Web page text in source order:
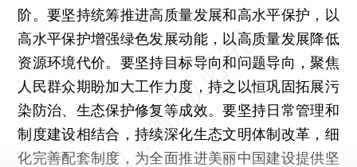
阶。要坚持统筹推进高质量发展和高水平保护，以
高水平保护增强绿色发展动能，以高质量发展降低
资源环境代价。要坚持目标导向和问题导向，聚焦
人民群众期盼加大工作力度，持之以恒巩固拓展污
染防治、生态保护修复等成效。要坚持日常管理和
制度建设相结合，持续深化生态文明体制改革，细
化完善配套制度，为全面推进美丽中国建设提供坚